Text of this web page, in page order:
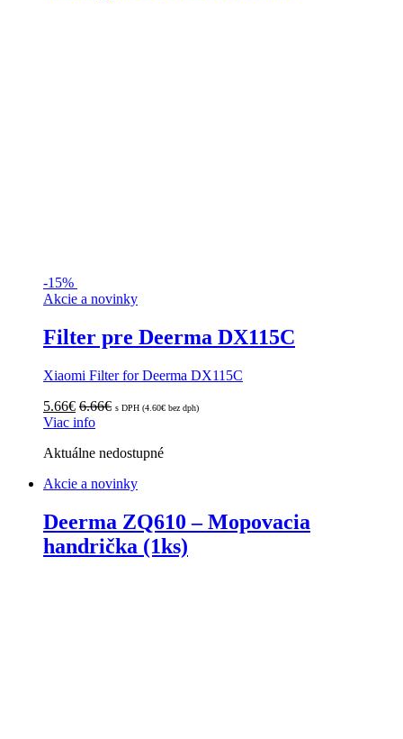
-15%
Akcie a novinky
Filter pre Deerma DX115C
Xiaomi Filter for Deerma DX115C
5.66€ 6.66€ s DPH (4.60€ bez dph)
Viac info
Aktuálne nedostupné
Akcie a novinky
Deerma ZQ610 – Mopovacia
handrička (1ks)